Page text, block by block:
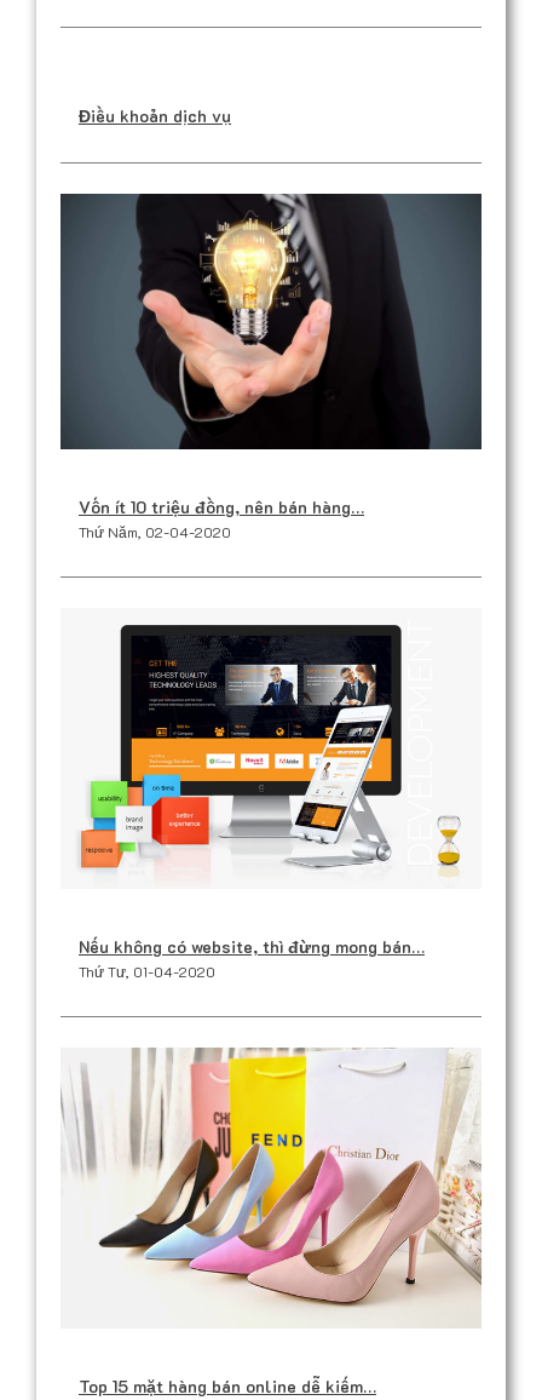
Điều khoản dịch vụ
Vốn ít 10 triệu đồng, nên bán hàng…
Thứ Năm, 02-04-2020
Nếu không có website, thì đừng mong bán…
Thứ Tư, 01-04-2020
Top 15 mặt hàng bán online dễ kiếm…